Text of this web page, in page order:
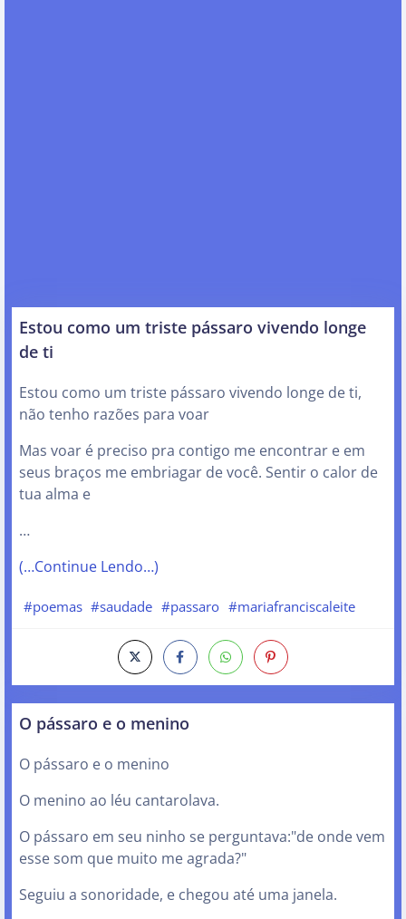
Estou como um triste pássaro vivendo longe
de ti
Estou como um triste pássaro vivendo longe de ti,
não tenho razões para voar
Mas voar é preciso pra contigo me encontrar e em
seus braços me embriagar de você. Sentir o calor de
tua alma e
…
(…Continue Lendo…)
#poemas #saudade #passaro #mariafranciscaleite
O pássaro e o menino
O pássaro e o menino
O menino ao léu cantarolava.
O pássaro em seu ninho se perguntava:"de onde vem
esse som que muito me agrada?"
Seguiu a sonoridade, e chegou até uma janela.